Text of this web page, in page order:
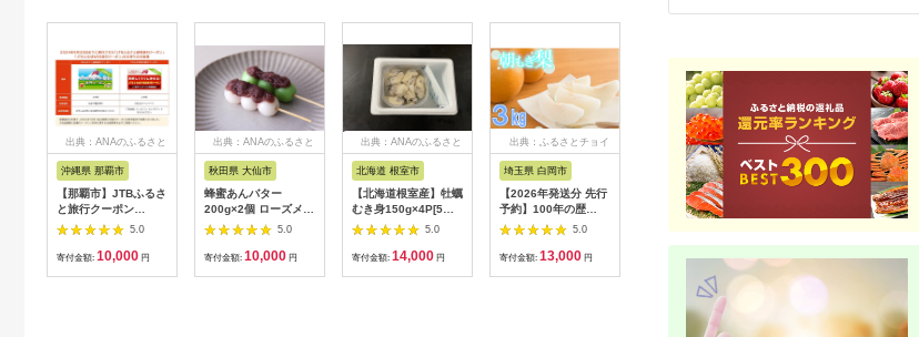
出典：ANAのふるさと
沖縄県 那覇市
【那覇市】JTBふるさ
と旅行クーポン
（3,000円分）有効期
間3年（Eメール発
行）｜旅行 トラベル
5.0
寄付金額: 10,000 円
出典：ANAのふるさと
秋田県 大仙市
蜂蜜あんバター
200g×2個 ローズメイ
[あんバター はちみ
つ 発酵バター あん
こ 水あめ不使用 秋
5.0
寄付金額: 10,000 円
出典：ANAのふるさと
北海道 根室市
【北海道根室産】牡蠣
むき身150g×4P[5月
下旬以降発送] A-
5.0
寄付金額: 14,000 円
出典：ふるさとチョイ
埼玉県 白岡市
【2026年発送分 先行
予約】100年の歴
史！！ アライファー
ムの「朝もぎ梨」幸
水・豊水・あきづき
5.0
寄付金額: 13,000 円
出典：ANAのふるさと
納税
愛知県 碧南市
【先行受付】2027年1
月～6月毎月発送 ま
ース H004-210
5.0
寄付金額:40,000円
出典：ANAのふるさと
納税
島根県 出雲市
出雲の國からの贈り物
～トマトを超えた超ト
5.0
寄付金額:24,000円